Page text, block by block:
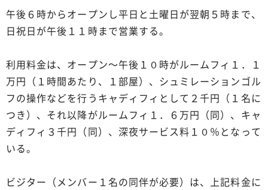
午後６時からオープンし平日と土曜日が翌朝５時まで、
日祝日が午後１１時まで営業する。
利用料金は、オープン～午後１０時がルームフィ１．１
万円（１時間あたり、１部屋）、シュミレーションゴル
フの操作などを行うキャディフィとして２千円（１名に
つき）、それ以降がルームフィ１．６万円（同）、キャ
ディフィ３千円（同）、深夜サービス料１０％となって
いる。
ビジター（メンバー１名の同伴が必要）は、上記料金に